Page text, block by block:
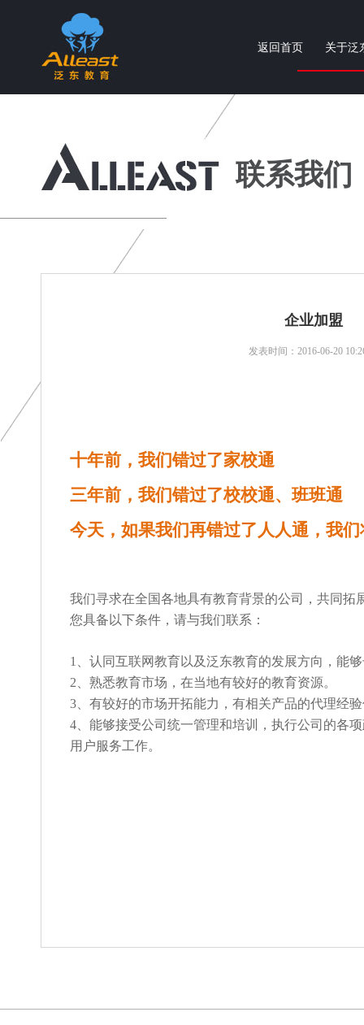
个性化智慧教育产品与服务提供商
返回首页 关于泛
联系我们
企业加盟
发表时间：2016-06-20
十年前，我们错过了家校通
三年前，我们错过了校校通、班班通
今天，如果我们再错过了人人通，我
我们寻求在全国各地具有教育背景的公司，共同拓
您具备以下条件，请与我们联系：
1 、认同互联网教育以及泛东教育的发展方向，能
2 、熟悉教育市场，在当地有较好的教育资源。
3 、有较好的市场开拓能力，有相关产品的代理经
4 、能够接受公司统一管理和培训，执行公司的各
用户服务工作。